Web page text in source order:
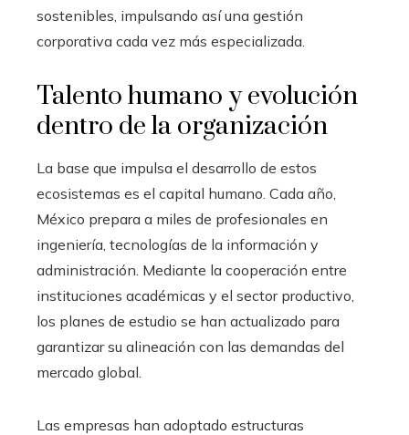
sostenibles, impulsando así una gestión
corporativa cada vez más especializada.
Talento humano y evolución
dentro de la organización
La base que impulsa el desarrollo de estos
ecosistemas es el capital humano. Cada año,
México prepara a miles de profesionales en
ingeniería, tecnologías de la información y
administración. Mediante la cooperación entre
instituciones académicas y el sector productivo,
los planes de estudio se han actualizado para
garantizar su alineación con las demandas del
mercado global.
Las empresas han adoptado estructuras